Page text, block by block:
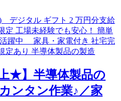
★】半導体製品の
ンタン作業♪／家